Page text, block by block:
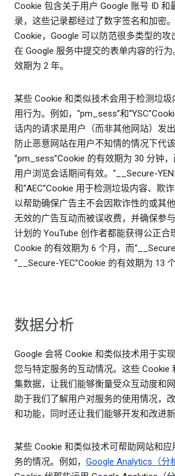
Cookie 包含关于用户 Google 账号 ID 和
录，这些记录都经过了数字签名和加密
Cookie，Google 可以防范很多类型的攻
在 Google 服务中提交的表单内容的行
效期为 2 年。
某些 Cookie 和类似技术会用于检测垃
用行为。例如，“pm_sess”和
话内的请求是用户（而非其他网站）发
防止恶意网站在用户不知情的情况下代
“pm_sess”Cookie 的有效期为 30 分钟，
用户浏览会话期间有效。“__Secure-
和“AEC”Cookie 用于检测垃圾内容、欺
以帮助确保广告主不会因欺诈性的或其
无效的广告互动而被误收费，并确保参
计划的 YouTube 创作者都能获得公正合
Cookie 的有效期为 6 个月，而
“__Secure-YEC”Cookie 的有效期为 13 个
数据分析
Google 会将 Cookie 和类似技术用于实
您与特定服务的互动情况。这些 Cookie
集数据，让我们能够衡量受众互动度和
助于我们了解用户对服务的使用情况，
和功能，同时还让我们能够开发和改进新
某些 Cookie 和类似技术可帮助网站和
务的情况。例如， Google Analytics（分